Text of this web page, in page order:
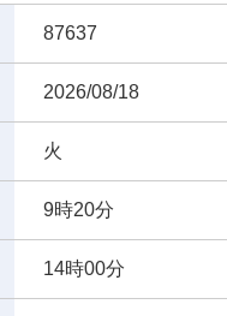
87637
2026/08/18
火
9時20分
14時00分